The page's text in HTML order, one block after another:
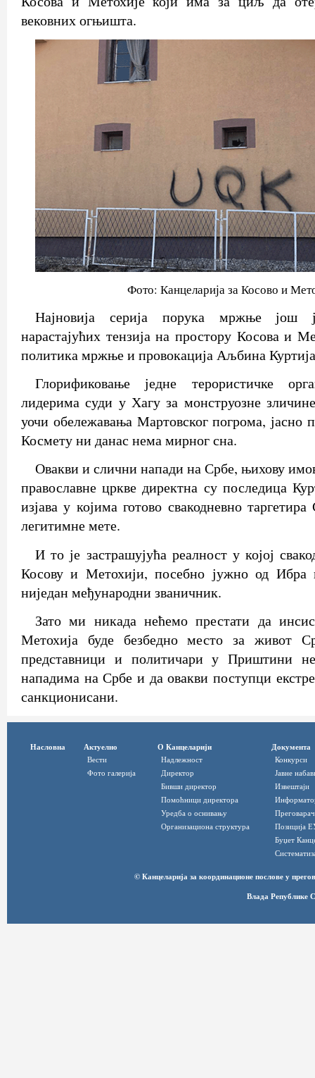
вековних огњишта.
Фото: Канцеларија за Косово и
Најновија серија порука мржње још
нарастајућих тензија на простору Косова и
политика мржње и провокација Аљбина
Глорификовање једне терористичке
лидерима суди у Хагу за монструозне
уочи обележавања Мартовског погрома, јасно
Космету ни данас нема мирног сна.
Овакви и слични напади на Србе, њихову
православне цркве директна су последица
изјава у којима готово свакодневно
легитимне мете.
И то је застрашујућа реалност у којој
Косову и Метохији, посебно јужно од Ибра
ниједан међународни званичник.
Зато ми никада нећемо престати да
Метохија буде безбедно место за живот
представници и политичари у Приштини
нападима на Србе и да овакви поступци
санкционисани.
Насловна Актуелно
Вести
Фото галерија
О Канцеларији
Надлежност
Директор
Бивши директор
Помоћници директора
Уредба о оснивању
Организациона структура
Документа
Конкурси
Јавне
Извештаји
Позиција
Буџет
© Канцеларија за координационе послове у
Влада Републике